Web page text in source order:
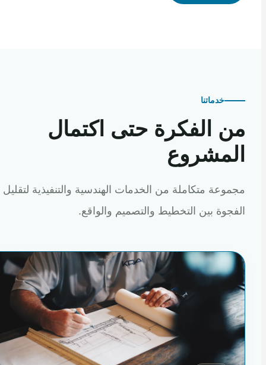
خدماتنا
الفكرة حتى اكتمال
متكاملة من الخدمات الهندسية والتنفيذية لتقليل
بين التخطيط والتصميم والواقع.